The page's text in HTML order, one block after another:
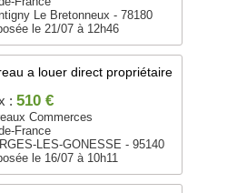
Le Bretonneux - 78180
le 21/07 à 12h46
a louer direct propriétaire
: 510 €
Commerces
de-France
LES-GONESSE - 95140
le 16/07 à 10h11